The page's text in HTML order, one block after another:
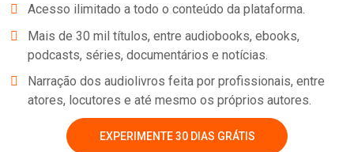
Acesso ilimitado a todo o conteúdo da plataforma.
Mais de 30 mil títulos, entre audiobooks, ebooks,
podcasts, séries, documentários e notícias.
Narração dos audiolivros feita por profissionais, entre
atores, locutores e até mesmo os próprios autores.
EXPERIMENTE 30 DIAS GRÁTIS